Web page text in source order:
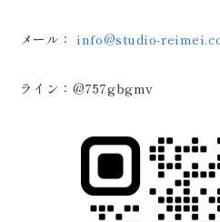
メール： info@studio-
ライン：@757gbgmv